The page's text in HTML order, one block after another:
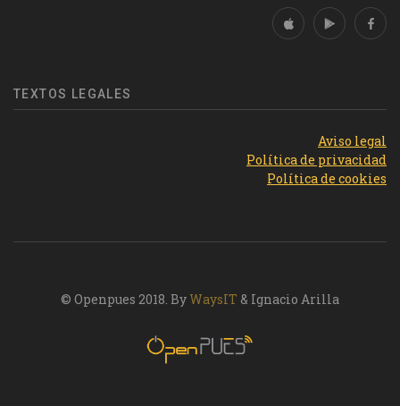
TEXTOS LEGALES
Aviso legal
Política de privacidad
Política de cookies
© Openpues 2018. By WaysIT & Ignacio Arilla